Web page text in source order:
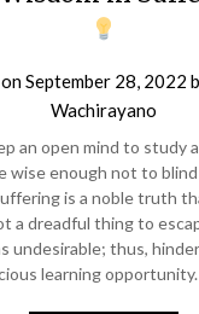
September 28, 2022
Wachirayano
an open mind to study
wise enough not to
is a noble truth
a dreadful thing to
undesirable; thus,
learning